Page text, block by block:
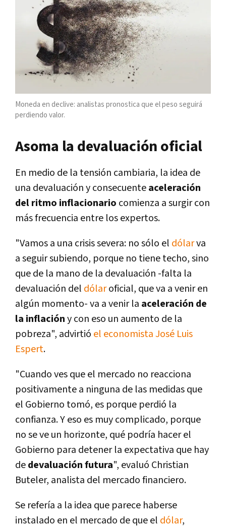
Moneda en declive: analistas pronostica que el peso seguirá
perdiendo valor.
Asoma la devaluación oficial
En medio de la tensión cambiaria, la idea de
una devaluación y consecuenteaceleración
del ritmo inflacionario comienza a surgir con
más frecuencia entre los expertos.
"Vamos a una crisis severa: no sólo el dólarva
a seguir subiendo, porque no tiene techo, sino
que de la mano de la devaluación -falta la
devaluación del dólaroficial, que va a venir en
algún momento- va a venir la aceleración de
la inflacióny con eso un aumento de la
pobreza", advirtió el economista José Luis
Espert.
"Cuando ves que el mercado no reacciona
positivamente a ninguna de las medidas que
el Gobierno tomó, es porque perdió la
confianza. Y eso es muy complicado, porque
no se ve un horizonte, qué podría hacer el
Gobierno para detener la expectativa que hay
dedevaluación futura", evaluó Christian
Buteler, analista del mercado financiero.
Se refería a la idea que parece haberse
instalado en el mercado de que el dólar,